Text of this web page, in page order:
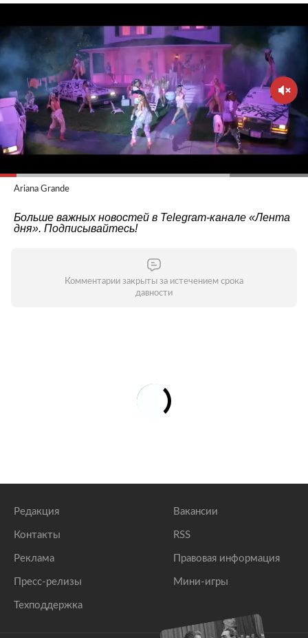
Ariana Grande
Больше важных новостей в Telegram-канале «Лента
дня». Подписывайтесь!
Комментарии закрыты за истечением срока
давности
Редакция
Контакты
Реклама
Пресс-релизы
Техподдержка
Вакансии
RSS
Правовая информация
Мини-игры